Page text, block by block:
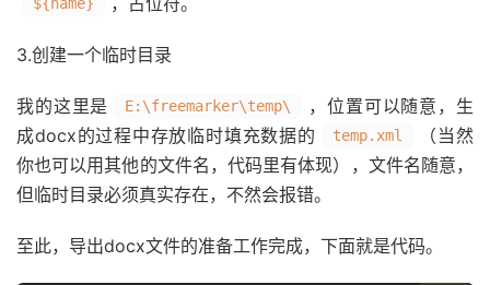
${name}
3.创建一个临时目录
我的这里是 E:\freemarker\temp\
，位置可以随意，生
成docx的过程中存放临时填充数据的
temp.xml
（当然
你也可以用其他的文件名，代码里有体现），文件名随意，
但临时目录必须真实存在，不然会报错。
至此，导出docx文件的准备工作完成，下面就是代码。